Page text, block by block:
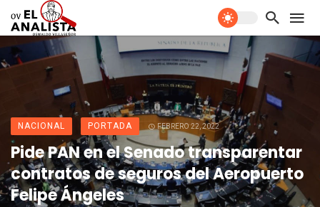
NACIONAL PORTADA FEBRERO 22, 2022
Pide PAN en el Senado transparentar
contratos de seguros del Aeropuerto
Felipe Ángeles